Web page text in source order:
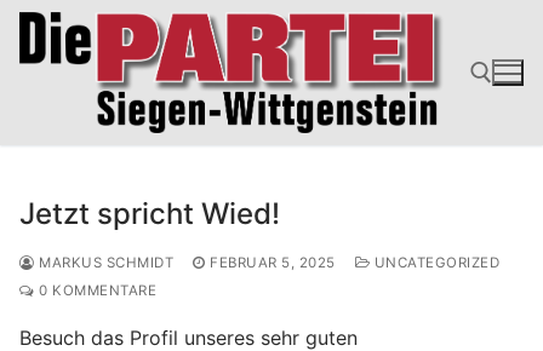
Zum
Jetzt spricht Wied!
MARKUS SCHMIDT FEBRUAR 5, 2025
UNCATEGORIZED
0 KOMMENTARE
Besuch das Profil unseres sehr guten